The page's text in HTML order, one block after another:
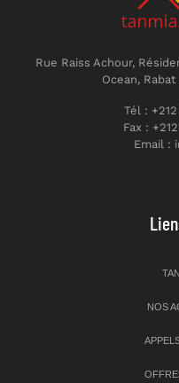
Rue Raiss Achour,
Ocean,
Tél :
Fax :
Email :
NOS